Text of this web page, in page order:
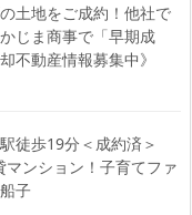
土地をご成約！他社で
じま商事で「早期成
不動産情報募集中》
徒歩19分＜成約済＞
ンション！子育てファ
子